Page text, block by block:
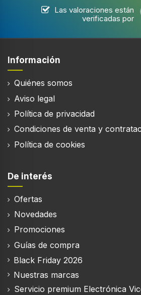
Profundidad
333 mm
1,76 kg
Ancho del paquete
25 mm
Profundidad del paquete
36,8 mm
26 mm
2,56 kg
Contenido del embalaje
1
Las valoraciones están
verificadas por
Información
Quiénes somos
Aviso legal
Política de privacidad
Condiciones de venta y
Política de cookies
De interés
Ofertas
Novedades
Promociones
Guías de compra
Black Friday 2026
Nuestras marcas
Servicio premium Electrónica